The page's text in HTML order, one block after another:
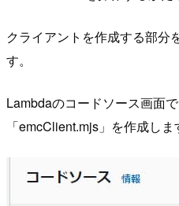
クライアントを作成する部分
す。
Lambdaのコードソース画面
「emcClient.mjs」を作成しま